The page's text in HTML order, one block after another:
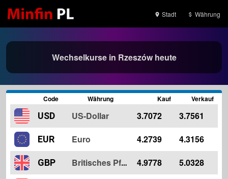
Stadt Währung
Wechselkurse in Rzeszów heute
Code Währung Kauf Verkauf
USD US-Dollar 3.7072 3.7561
EUR Euro 4.2739 4.3156
GBP Britisches Pfund 4.9778 5.0328